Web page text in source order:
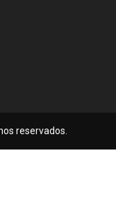
reservados.